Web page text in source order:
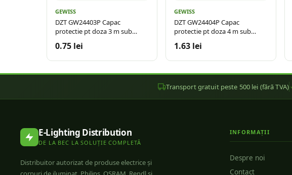
GEWISS
DZT GW24403P Capac
protectie pt doza 3 m sub
0.75 lei
GEWISS
DZT GW24404P Capac
protectie pt doza 4 m sub
1.63 lei
Transport gratuit peste 500 lei (fără TVA)
E-Lighting Distribution
DE LA BEC LA SOLUȚIE COMPLETĂ
Distribuitor autorizat de produse electrice și
INFORMAȚII
Despre noi
Contact